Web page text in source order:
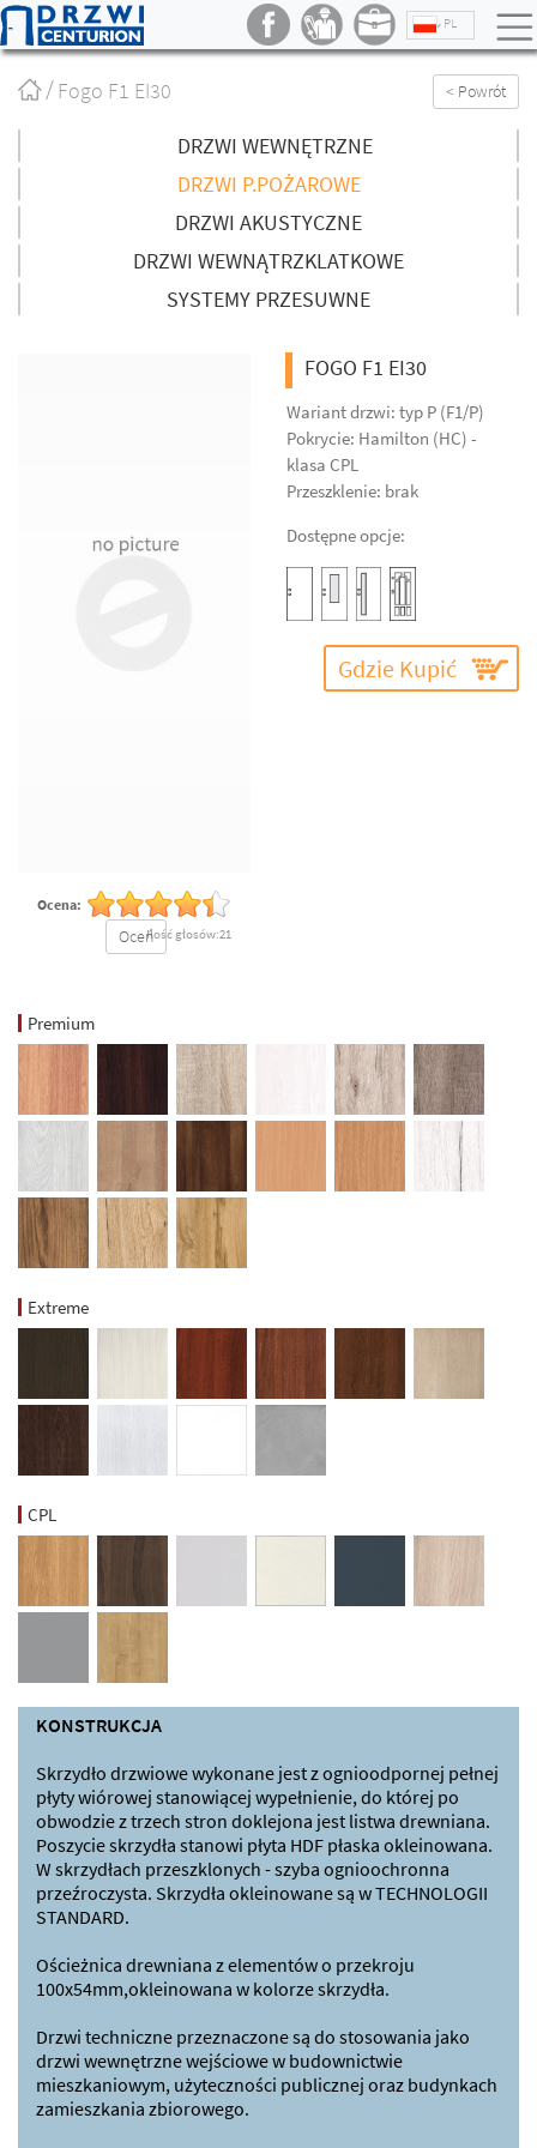
PL
StronaFogo F1 EI30 < Powrót
DRZWI WEWNĘTRZNE
DRZWI P.POŻAROWE
DRZWI AKUSTYCZNE
DRZWI WEWNĄTRZKLATKOWE
SYSTEMY PRZESUWNE
Ocena:
Ilość głosów:21
Oceń
FOGO F1 EI30
Wariant drzwi: typ P (F1/P)
Pokrycie: Hamilton (HC) -
klasa CPL
Przeszklenie: brak
Dostępne opcje:
Gdzie Kupić
Premium
Extreme
CPL
KONSTRUKCJA
Skrzydło drzwiowe wykonane jest z ognioodpornej pełnej
płyty wiórowej stanowiącej wypełnienie, do której po
obwodzie z trzech stron doklejona jest listwa drewniana.
Poszycie skrzydła stanowi płyta HDF płaska okleinowana.
W skrzydłach przeszklonych - szyba ognioochronna
przeźroczysta. Skrzydła okleinowane są w TECHNOLOGII
STANDARD.
Ościeżnica drewniana z elementów o przekroju
100x54mm,okleinowana w kolorze skrzydła.
Drzwi techniczne przeznaczone są do stosowania jako
drzwi wewnętrzne wejściowe w budownictwie
mieszkaniowym, użyteczności publicznej oraz budynkach
zamieszkania zbiorowego.